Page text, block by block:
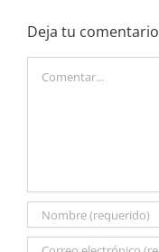
Deja tu comentario